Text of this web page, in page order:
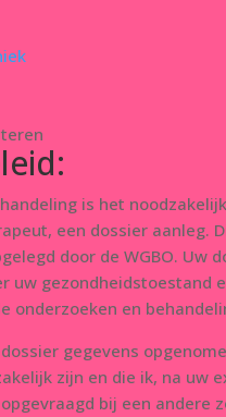
is het
een dossier aanleg.
door de WGBO. Uw
uw gezondheidstoestand
onderzoeken en
gegevens
zijn en die ik, na uw
bij een andere